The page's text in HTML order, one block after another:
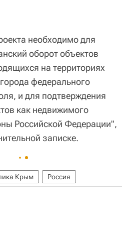
необходимо для
оборот объектов
на территориях
федерального
и для подтверждения
как недвижимого
Российской Федерации",
записке.
Крым Россия